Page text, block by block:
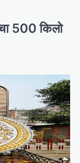
500 किलो